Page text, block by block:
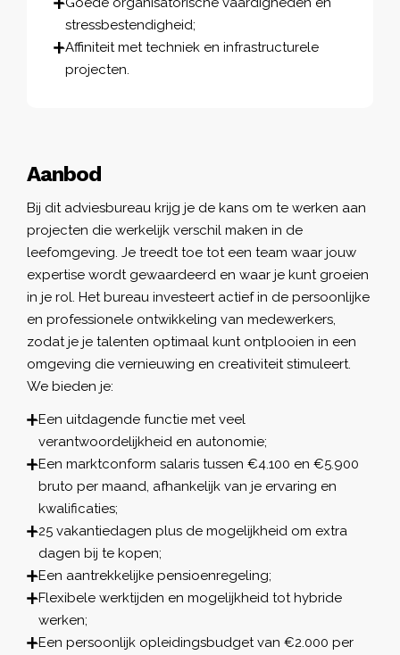
Aanbod
Bij dit adviesbureau krijg je de kans om te werken aan
projecten die werkelijk verschil maken in de
leefomgeving. Je treedt toe tot een team waar jouw
expertise wordt gewaardeerd en waar je kunt groeien
in je rol. Het bureau investeert actief in de persoonlijke
en professionele ontwikkeling van medewerkers,
zodat je je talenten optimaal kunt ontplooien in een
omgeving die vernieuwing en creativiteit stimuleert.
We bieden je:
Een uitdagende functie met veel
verantwoordelijkheid en autonomie;
Een marktconform salaris tussen €4.100 en €5.900
bruto per maand, afhankelijk van je ervaring en
kwalificaties;
25 vakantiedagen plus de mogelijkheid om extra
dagen bij te kopen;
Een aantrekkelijke pensioenregeling;
Flexibele werktijden en mogelijkheid tot hybride
werken;
Een persoonlijk opleidingsbudget van €2.000 per
stressbestendigheid;
Affiniteit met techniek en infrastructurele
projecten.